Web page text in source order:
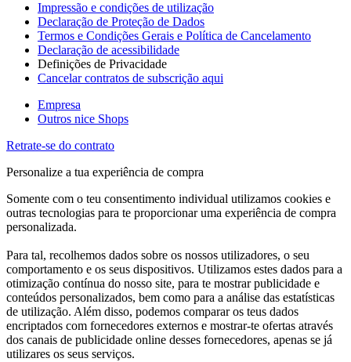
Impressão e condições de utilização
Declaração de Proteção de Dados
Termos e Condições Gerais e Política de Cancelamento
Declaração de acessibilidade
Definições de Privacidade
Cancelar contratos de subscrição aqui
Empresa
Outros nice Shops
Retrate-se do contrato
Personalize a tua experiência de compra
Somente com o teu consentimento individual utilizamos cookies e
outras tecnologias para te proporcionar uma experiência de compra
personalizada.
Para tal, recolhemos dados sobre os nossos utilizadores, o seu
comportamento e os seus dispositivos. Utilizamos estes dados para a
otimização contínua do nosso site, para te mostrar publicidade e
conteúdos personalizados, bem como para a análise das estatísticas
de utilização. Além disso, podemos comparar os teus dados
encriptados com fornecedores externos e mostrar-te ofertas através
dos canais de publicidade online desses fornecedores, apenas se já
utilizares os seus serviços.